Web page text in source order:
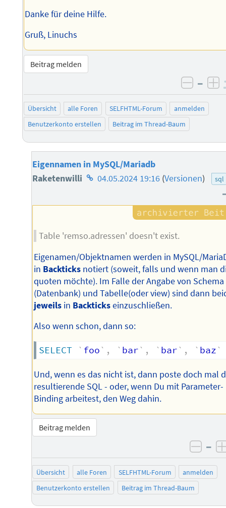
Danke für deine Hilfe.
Gruß, Linuchs
Beitrag melden
–
Übersicht alle Foren SELFHTML-Forum
anmelden
Benutzerkonto erstellen
Beitrag im Thread-Baum
Eigennamen in MySQL/Mariadb
Raketenwilli Homepage
Autors
04.05.2024 19:16 (Versionen) sql
Table 'remso.adressen' doesn't exist.
Eigenamen/Objektnamen werden in MySQL/
in Backticks notiert (soweit, falls und wenn man
quoten möchte). Im Falle der Angabe von Schema
(Datenbank) und Tabelle(oder view) sind dann
jeweils in Backtickseinzuschließen.
Also wenn schon, dann so:
SELECT ` foo` , ` bar` , ` bar` , ` baz`
Und, wenn es das nicht ist, dann poste doch mal
resultierende SQL - oder, wenn Du mit Parameter-
Binding arbeitest, den Weg dahin.
Beitrag melden
–
Übersicht alle Foren SELFHTML-Forum
anmelden
Benutzerkonto erstellen
Beitrag im Thread-Baum